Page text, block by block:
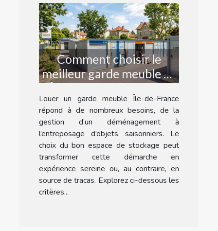
Comment choisir le
meilleur garde meuble en
Île-de-France pour vos
besoins ?
Louer un garde meuble Île-de-France
répond à de nombreux besoins, de la
gestion d’un déménagement à
l’entreposage d’objets saisonniers. Le
choix du bon espace de stockage peut
transformer cette démarche en
expérience sereine ou, au contraire, en
source de tracas. Explorez ci-dessous les
critères...